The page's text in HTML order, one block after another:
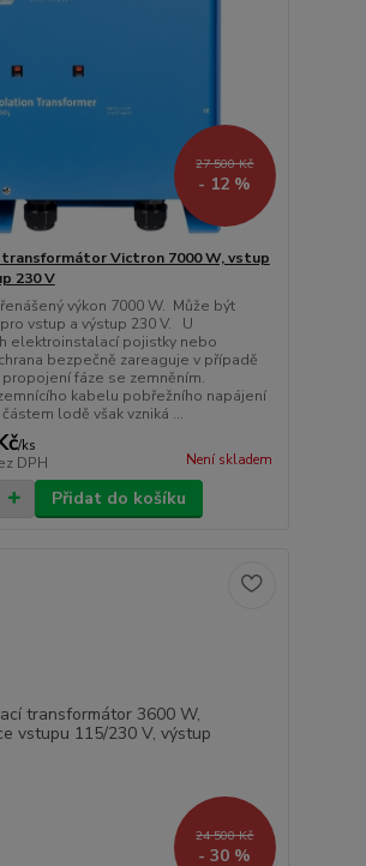
27 500 Kč
- 12 %
transformátor Victron 7000 W, vstup
230 V
výkon 7000 W. Může být
vstup a výstup 230 V. U
elektroinstalací pojistky nebo
bezpečně zareaguje v případě
fáze se zemněním.
kabelu pobřežního napájení
lodě však vzniká ...
/ks
DPH Není skladem
Přidat do košíku
24 500 Kč
- 30 %